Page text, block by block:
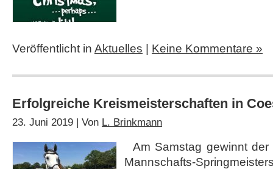
Veröffentlicht in Aktuelles Keine Kommentare »
Erfolgreiche Kreismeisterschaften in
23. Juni 2019 | Von L. Brinkmann
Am Samstag gewinnt
Mannschafts-